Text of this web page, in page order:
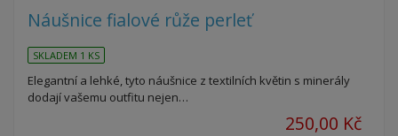
Náušnice fialové růže perleť
SKLADEM 1 KS
Elegantní a lehké, tyto náušnice z textilních květin s minerály
dodají vašemu outfitu nejen…
250,00 Kč